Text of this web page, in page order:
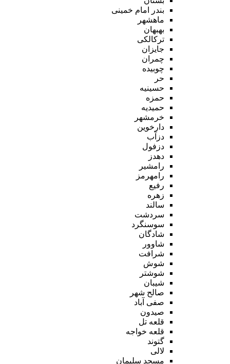
بندر امام خمینی
ماهشهر
بهبهان
ترکالکی
جایزان
چمران
چوبیده
حر
حسینیه
حمزه
حمیدیه
خرمشهر
دارخوین
دزآب
دزفول
دهدز
رامشیر
رامهرمز
رفیع
زهره
سالند
سردشت
سوسنگرد
شادگان
شاوور
شرافت
شوش
شوشتر
شیبان
صالح شهر
صفی آباد
صیدون
قلعه تل
قلعه خواجه
گتوند
لالی
مسجد سلیمان